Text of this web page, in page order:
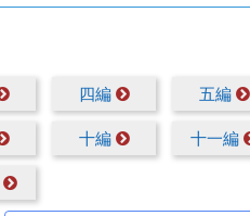
四編 五編
十編 十一編